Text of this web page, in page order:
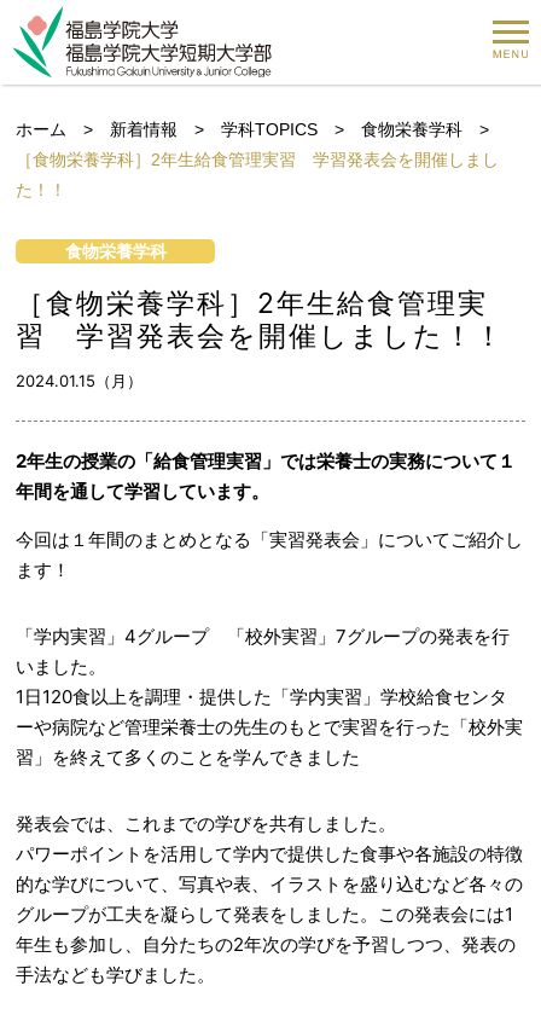
ホーム > 新着情報 >学科TOPICS >食物栄養学科 >
［食物栄養学科］2年生給食管理実習 学習発表会を開催しまし
た！！
食物栄養学科
［食物栄養学科］2年生給食管理実
習 学習発表会を開催しました！！
2024.01.15（月）
2年生の授業の「給食管理実習」では栄養士の実務について１
年間を通して学習しています。
今回は１年間のまとめとなる「実習発表会」についてご紹介し
ます！
「学内実習」4グループ 「校外実習」7グループの発表を行
いました。
1日120食以上を調理・提供した「学内実習」学校給食センタ
ーや病院など管理栄養士の先生のもとで実習を行った「校外実
習」を終えて多くのことを学んできました
発表会では、これまでの学びを共有しました。
パワーポイントを活用して学内で提供した食事や各施設の特徴
的な学びについて、写真や表、イラストを盛り込むなど各々の
グループが工夫を凝らして発表をしました。この発表会には1
年生も参加し、自分たちの2年次の学びを予習しつつ、発表の
手法なども学びました。